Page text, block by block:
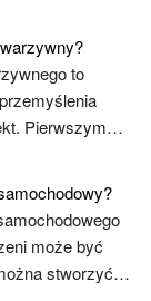
to
Pierwszym…
może być
stworzyć…